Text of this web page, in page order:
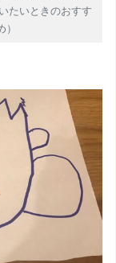
たいときのおすす